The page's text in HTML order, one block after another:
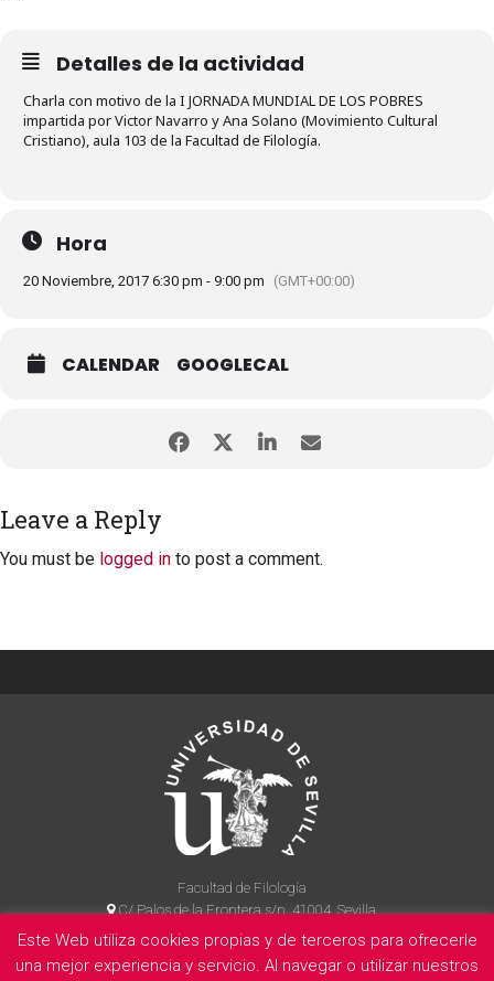
Detalles de la actividad
Charla con motivo de la I JORNADA MUNDIAL DE LOS POBRES
impartida por Victor Navarro y Ana Solano (Movimiento Cultural
Cristiano), aula 103 de la Facultad de Filología.
Hora
20 Noviembre, 2017 6:30 pm - 9:00 pm (GMT+00:00)
CALENDAR GOOGLECAL
Leave a Reply
You must be logged in to post a comment.
Facultad de Filología
C/ Palos de la Frontera s/n, 41004, Sevilla
954 55 14 90
Este Web utiliza cookies propias y de terceros para ofrecerle
una mejor experiencia y servicio. Al navegar o utilizar nuestros